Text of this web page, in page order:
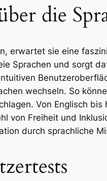
die
erwartet sie eine
Sprachen und sorgt
wechseln. So
Von Englisch
von Freiheit und
durch sprachliche